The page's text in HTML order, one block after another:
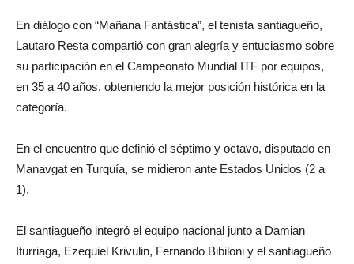
En diálogo con “Mañana Fantástica”, el tenista santiagueño,
Lautaro Resta compartió con gran alegría y entuciasmo sobre
su participación en el Campeonato Mundial ITF por equipos,
en 35 a 40 años, obteniendo la mejor posición histórica en la
categoría.
En el encuentro que definió el séptimo y octavo, disputado en
Manavgat en Turquía, se midieron ante Estados Unidos (2 a
1).
El santiagueño integró el equipo nacional junto a Damian
Iturriaga, Ezequiel Krivulin, Fernando Bibiloni y el santiagueño